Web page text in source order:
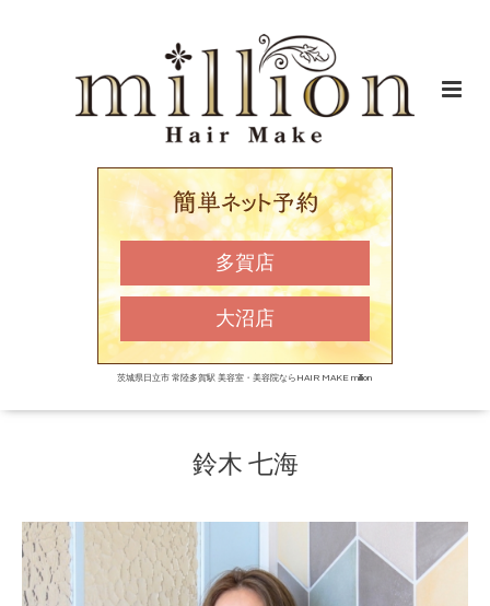
多賀店
大沼店
茨城県日立市 常陸多賀駅 美容室・美容院ならHAIR MAKE million
鈴木 七海